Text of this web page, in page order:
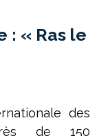
: « Ras le
des
de 150